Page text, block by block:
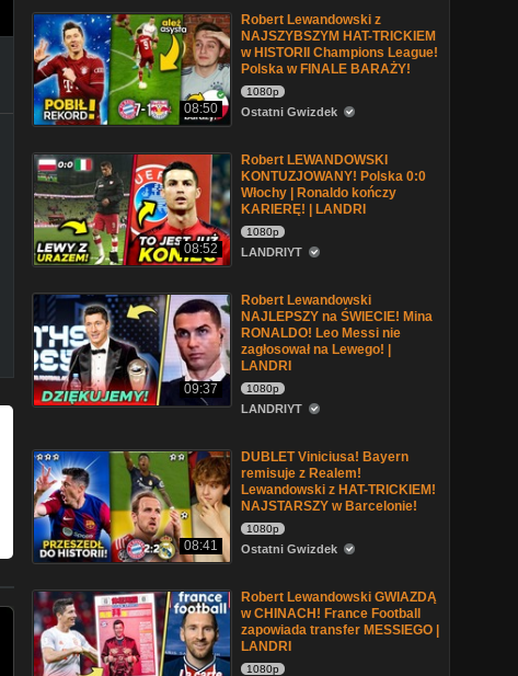
08:50
Robert Lewandowski z
NAJSZYBSZYM HAT-TRICKIEM
w HISTORII Champions League!
Polska w FINALE BARAŻY!
1080p
Ostatni Gwizdek
08:52
Robert LEWANDOWSKI
KONTUZJOWANY! Polska 0:0
Włochy | Ronaldo kończy
KARIERĘ! | LANDRI
1080p
LANDRIYT
09:37
Robert Lewandowski
NAJLEPSZY na ŚWIECIE! Mina
RONALDO! Leo Messi nie
zagłosował na Lewego! |
LANDRI
1080p
LANDRIYT
08:41
DUBLET Viniciusa! Bayern
remisuje z Realem!
Lewandowski z HAT-TRICKIEM!
NAJSTARSZY w Barcelonie!
1080p
Ostatni Gwizdek
Robert Lewandowski GWIAZDĄ
w CHINACH! France Football
zapowiada transfer MESSIEGO |
LANDRI
1080p